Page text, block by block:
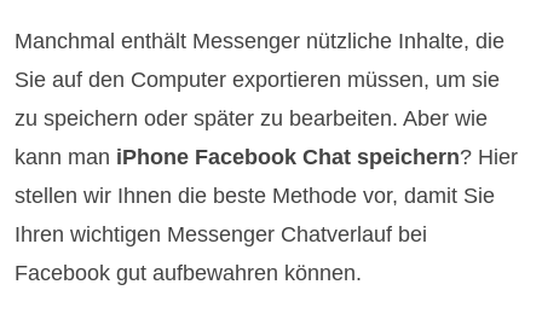
Manchmal enthält Messenger nützliche Inhalte, die
Sie auf den Computer exportieren müssen, um sie
zu speichern oder später zu bearbeiten. Aber wie
kann man iPhone Facebook Chat speichern? Hier
stellen wir Ihnen die beste Methode vor, damit Sie
Ihren wichtigen Messenger Chatverlauf bei
Facebook gut aufbewahren können.